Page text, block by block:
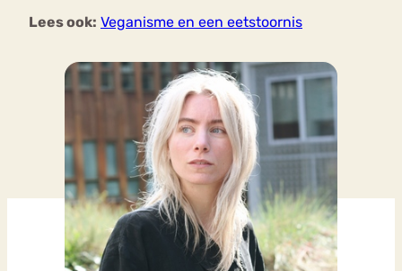
Lees ook: Veganisme en een eetstoornis